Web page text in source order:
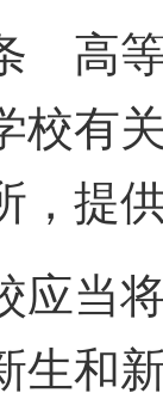
等
校有
，提
当将
生和